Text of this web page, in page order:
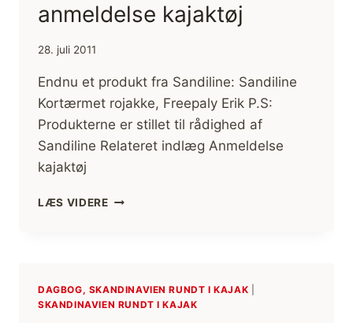
anmeldelse kajaktøj
28. juli 2011
Endnu et produkt fra Sandiline: Sandiline
Kortærmet rojakke, Freepaly Erik P.S:
Produkterne er stillet til rådighed af
Sandiline Relateret indlæg Anmeldelse
kajaktøj
LÆS VIDEREGENIALT
DAGBOG, SKANDINAVIEN RUNDT I KAJAK
SKANDINAVIEN RUNDT I KAJAK